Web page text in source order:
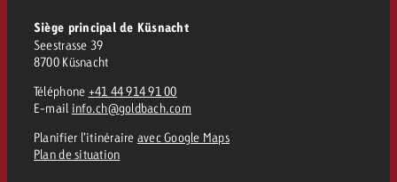
Siège principal de Küsnacht
Seestrasse 39
8700 Küsnacht
Téléphone +41 44 914 91 00
E-mail info.ch@goldbach.com
Planifier l’itinéraire avec Google Maps
Plan de situation